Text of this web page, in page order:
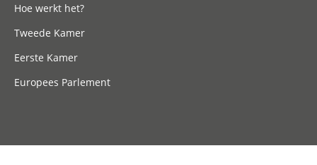
Hoe werkt het?
Tweede Kamer
Eerste Kamer
Europees Parlement